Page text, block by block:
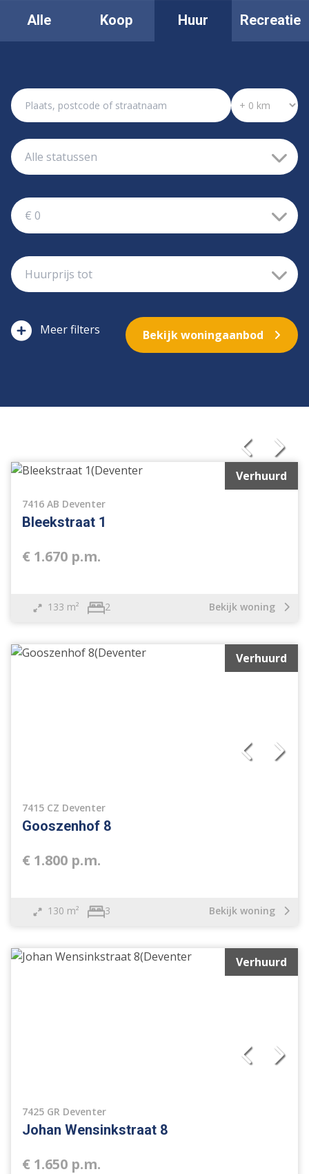
Alle Koop Huur Recreatie
filters
Vrijstaande woning
Verspringend
Woonhuis
Appartement
Bouwgrond
Nieuwbouw
Bekijk woningaanbod
Verhuurd
7416 AB Deventer
Bleekstraat 1
€ 1.670 p.m.
133 m² 2 Bekijk woning
Verhuurd
7415 CZ Deventer
Gooszenhof 8
€ 1.800 p.m.
130 m² 3 Bekijk woning
Verhuurd
7425 GR Deventer
Johan Wensinkstraat 8
€ 1.650 p.m.